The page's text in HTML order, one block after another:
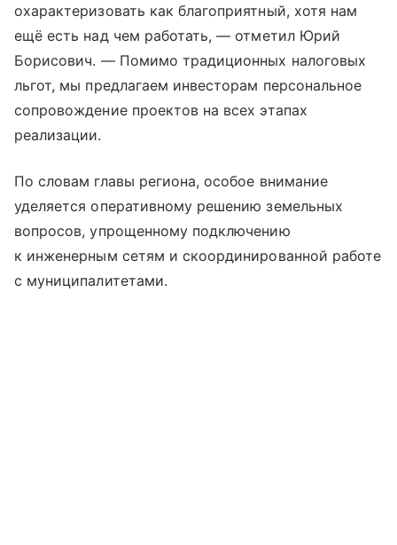
охарактеризовать как благоприятный, хотя нам
ещё есть над чем работать, — отметил Юрий
Борисович. — Помимо традиционных налоговых
льгот, мы предлагаем инвесторам персональное
сопровождение проектов на всех этапах
реализации.
По словам главы региона, особое внимание
уделяется оперативному решению земельных
вопросов, упрощенному подключению
к инженерным сетям и скоординированной работе
с муниципалитетами.